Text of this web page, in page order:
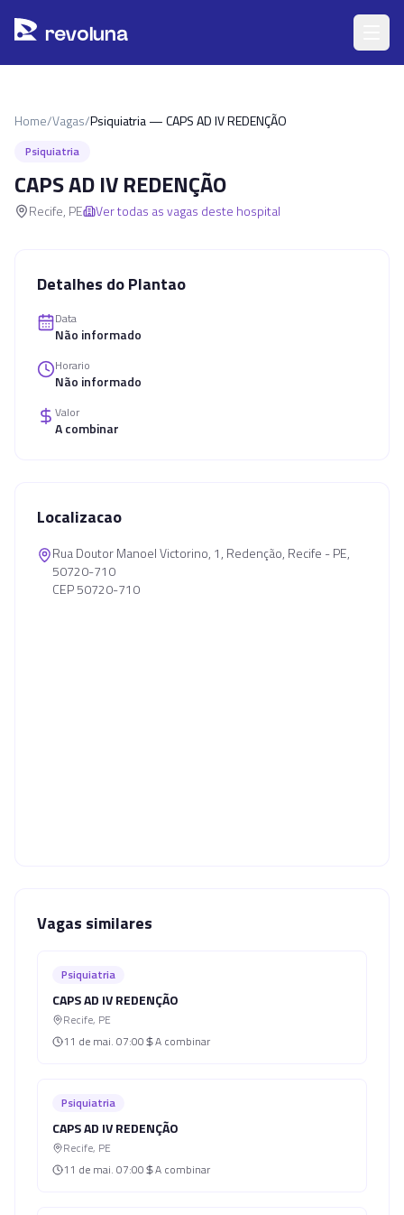
revoluna
Home/Vagas/Psiquiatria — CAPS AD IV REDENÇÃO
Psiquiatria
CAPS AD IV REDENÇÃO
Recife, PE Ver todas as vagas deste hospital
Detalhes do Plantao
Data
Não informado
Horario
Não informado
Valor
A combinar
Localizacao
Rua Doutor Manoel Victorino, 1, Redenção, Recife - PE,
50720-710
CEP 50720-710
Vagas similares
Psiquiatria
CAPS AD IV REDENÇÃO
Recife, PE
11 de mai. 07:00 A combinar
Psiquiatria
CAPS AD IV REDENÇÃO
Recife, PE
11 de mai. 07:00 A combinar